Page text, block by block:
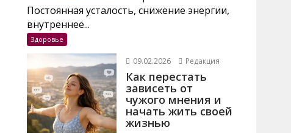
Постоянная усталость, снижение энергии,
внутреннее...
Здоровье
09.02.2026 Редакция
Как перестать
зависеть от
чужого мнения и
начать жить своей
жизнью